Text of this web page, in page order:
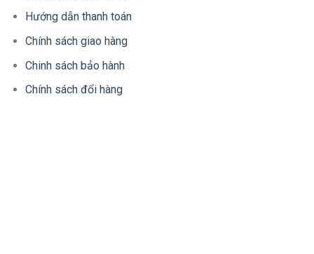
Hướng dẫn thanh toán
Chính sách giao hàng
Chinh sách bảo hành
Chính sách đổi hàng